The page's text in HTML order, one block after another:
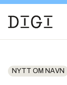
NYTT OM NAVN